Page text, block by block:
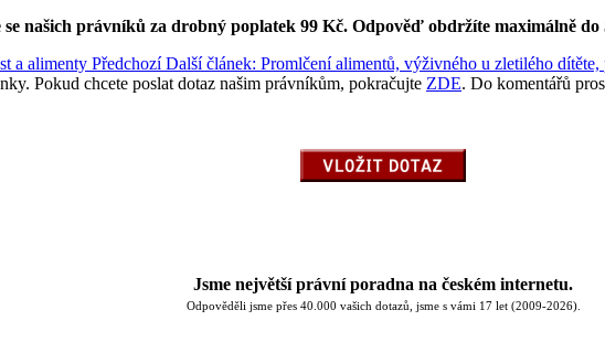
našich právníků za drobný poplatek 99 Kč. Odpověď obdržíte maximálně do
a alimenty Předchozí Další článek: Promlčení alimentů, výživného u zletilého dítěte,
Pokud chcete poslat dotaz našim právníkům, pokračujte ZDE. Do komentářů
Jsme největší právní poradna na českém internetu.
Odpověděli jsme přes 40.000 vašich dotazů, jsme s vámi 17 let (2009-2026).